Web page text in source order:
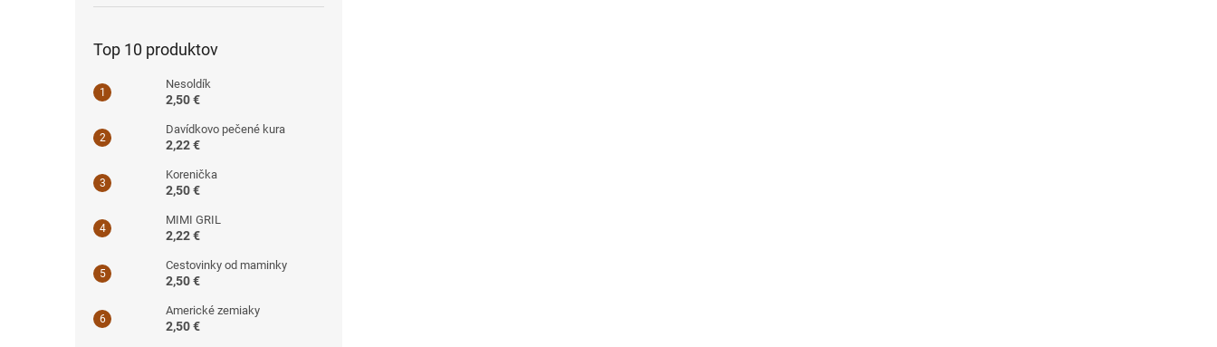
Top 10 produktov
Nesoldík
2,50 €
Davídkovo pečené kura
2,22 €
Korenička
2,50 €
MIMI GRIL
2,22 €
Cestovinky od maminky
2,50 €
Americké zemiaky
2,50 €